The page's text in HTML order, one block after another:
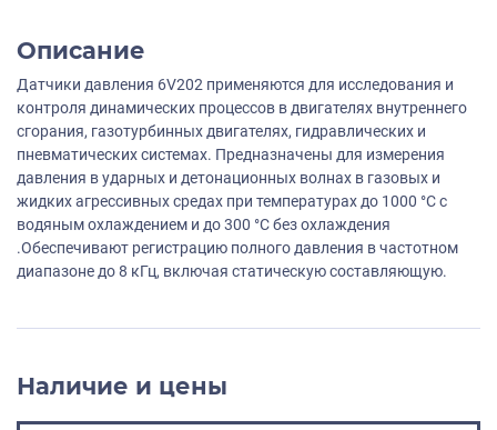
Описание
Датчики давления 6V202 применяются для исследования и
контроля динамических процессов в двигателях внутреннего
сгорания, газотурбинных двигателях, гидравлических и
пневматических системах. Предназначены для измерения
давления в ударных и детонационных волнах в газовых и
жидких агрессивных средах при температурах до 1000 °С с
водяным охлаждением и до 300 °С без охлаждения
.Обеспечивают регистрацию полного давления в частотном
диапазоне до 8 кГц, включая статическую составляющую.
Наличие и цены